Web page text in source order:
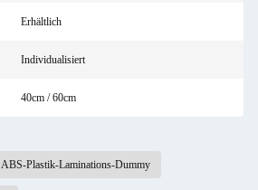
Erhältlich
Individualisiert
40cm / 60cm
ABS-Plastik-Laminations-Dummy